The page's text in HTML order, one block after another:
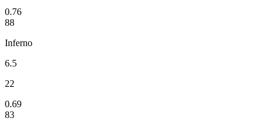
0.76
88
Inferno
6.5
22
0.69
83